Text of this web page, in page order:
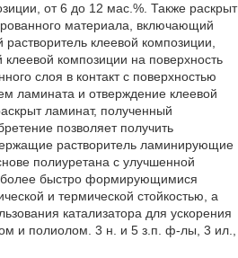
от 6 до 12 мас.%. Также раскрыт
материала, включающий
клеевой композиции,
клеевой композиции на поверхность
слоя в контакт с поверхностью
ламината и отверждение клеевой
ламинат, полученный
позволяет получить
растворитель ламинирующие
полиуретана с улучшенной
более быстро формирующимися
и термической стойкостью, а
катализатора для ускорения
и полиолом. 3 н. и 5 з.п. ф-лы, 3 ил.,